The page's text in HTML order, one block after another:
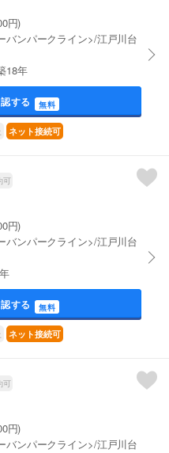
円)
バンパークライン>/江戸川台
18年
する 無料
ネット接続可
可
円)
バンパークライン>/江戸川台
する 無料
ネット接続可
可
円)
バンパークライン>/江戸川台